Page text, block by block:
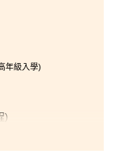
年級入學)
)